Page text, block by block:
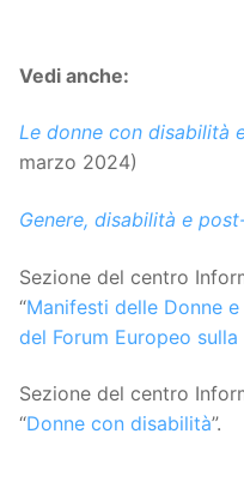
Vedi anche:
Le donne con disabilità
marzo 2024)
Genere, disabilità e
Sezione del centro
“Manifesti delle Donne
del Forum Europeo
Sezione del centro
“Donne con disabilità”.